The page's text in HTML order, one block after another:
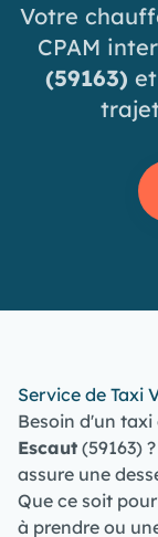
Votre
CPAM
(59163)
Service de Taxi
Besoin d'un
Escaut (59163)
assure une
Que ce soit
à prendre ou